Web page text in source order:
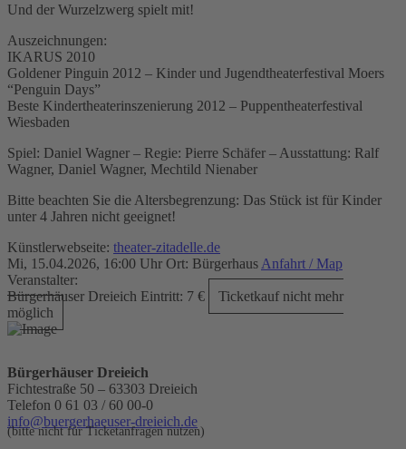
Und der Wurzelzwerg spielt mit!
Auszeichnungen:
IKARUS 2010
Goldener Pinguin 2012 – Kinder und Jugendtheaterfestival Moers
“Penguin Days”
Beste Kindertheaterinszenierung 2012 – Puppen­theater­festival
Wiesbaden
Spiel: Daniel Wagner – Regie: Pierre Schäfer – Ausstattung: Ralf
Wagner, Daniel Wagner, Mechtild Nienaber
Bitte beachten Sie die Altersbegrenzung: Das Stück ist für Kinder
unter 4 Jahren nicht geeignet!
Künstlerwebseite: theater-zitadelle.de
Mi, 15.04.2026, 16:00 Uhr Ort: Bürgerhaus Anfahrt / Map
Veranstalter:
Bürgerhäuser Dreieich Eintritt: 7 €
Ticketkauf nicht mehr
möglich
Bürgerhäuser Dreieich
Fichtestraße 50 – 63303 Dreieich
Telefon 0 61 03 / 60 00-0
info@buergerhaeuser-dreieich.de
(bitte nicht für Ticketanfragen nutzen)